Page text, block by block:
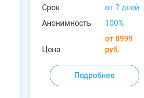
Срок
от 7 дней
Анонимность
100%
Цена
от 8999
руб.
Подробнее